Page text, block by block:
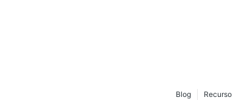
Recurso
Blog